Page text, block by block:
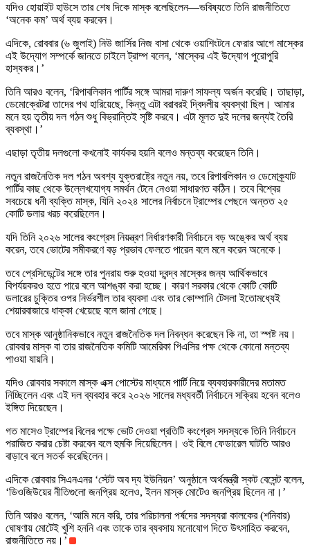
যদিও হোয়াইট হাউসে তার শেষ দিকে মাস্ক বলেছিলেন—ভবিষ্যতে তিনি রাজনীতিতে
‘অনেক কম’ অর্থ ব্যয় করবেন।
এদিকে, রোববার (৬ জুলাই) নিউ জার্সির নিজ বাসা থেকে ওয়াশিংটনে ফেরার আগে মাস্কের
এই উদ্যোগ সম্পর্কে জানতে চাইলে ট্রাম্প বলেন, ‘মাস্কের এই উদ্যোগ পুরোপুরি
হাস্যকর।’
তিনি আরও বলেন, ‘রিপাবলিকান পার্টির সঙ্গে আমরা দারুণ সাফল্য অর্জন করেছি। তাছাড়া,
ডেমোক্রেটরা তাদের পথ হারিয়েছে, কিন্তু এটা বরাবরই দ্বিদলীয় ব্যবস্থা ছিল। আমার
মনে হয় তৃতীয় দল গঠন শুধু বিভ্রান্তিই সৃষ্টি করবে। এটা মূলত দুই দলের জন্যই তৈরি
ব্যবস্থা।’
এছাড়া তৃতীয় দলগুলো কখনোই কার্যকর হয়নি বলেও মন্তব্য করেছেন তিনি।
নতুন রাজনৈতিক দল গঠন অবশ্য যুক্তরাষ্ট্রে নতুন নয়, তবে রিপাবলিকান ও ডেমোক্র্যাট
পার্টির কাছ থেকে উল্লেখযোগ্য সমর্থন টেনে নেওয়া সাধারণত কঠিন। তবে বিশ্বের
সবচেয়ে ধনী ব্যক্তি মাস্ক, যিনি ২০২৪ সালের নির্বাচনে ট্রাম্পের পেছনে অন্তত ২৫
কোটি ডলার খরচ করেছিলেন।
যদি তিনি ২০২৬ সালের কংগ্রেস নিয়ন্ত্রণ নির্ধারণকারী নির্বাচনে বড় অঙ্কের অর্থ ব্যয়
করেন, তবে ভোটের সমীকরণে বড় প্রভাব ফেলতে পারেন বলে মনে করেন অনেকে।
তবে প্রেসিডেন্টের সঙ্গে তার পুনরায় শুরু হওয়া দ্বন্দ্ব মাস্কের জন্য আর্থিকভাবে
বিপর্যয়করও হতে পারে বলে আশঙ্কা করা হচ্ছে। কারণ সরকার থেকে কোটি কোটি
ডলারের চুক্তির ওপর নির্ভরশীল তার ব্যবসা এবং তার কোম্পানি টেসলা ইতোমধ্যেই
শেয়ারবাজারে ধাক্কা খেয়েছে বলে জানা গেছে।
তবে মাস্ক আনুষ্ঠানিকভাবে নতুন রাজনৈতিক দল নিবন্ধন করেছেন কি না, তা স্পষ্ট নয়।
রোববার মাস্ক বা তার রাজনৈতিক কমিটি আমেরিকা পিএসির পক্ষ থেকে কোনো মন্তব্য
পাওয়া যায়নি।
যদিও রোববার সকালে মাস্ক এক্স পোস্টের মাধ্যমে পার্টি নিয়ে ব্যবহারকারীদের মতামত
নিচ্ছিলেন এবং এই দল ব্যবহার করে ২০২৬ সালের মধ্যবর্তী নির্বাচনে সক্রিয় হবেন বলেও
ইঙ্গিত দিয়েছেন।
গত মাসেও ট্রাম্পের বিলের পক্ষে ভোট দেওয়া প্রতিটি কংগ্রেস সদস্যকে তিনি নির্বাচনে
পরাজিত করার চেষ্টা করবেন বলে হুমকি দিয়েছিলেন। ওই বিলে ফেডারেল ঘাটতি আরও
বাড়াবে বলে সতর্ক করেছিলেন।
এদিকে রোববার সিএনএনর ‘স্টেট অব দ্য ইউনিয়ন’ অনুষ্ঠানে অর্থমন্ত্রী স্কট বেসেন্ট বলেন,
‘ডিওজিউয়ের নীতিগুলো জনপ্রিয় হলেও, ইলন মাস্ক মোটেও জনপ্রিয় ছিলেন না।’
তিনি আরও বলেন, ‘আমি মনে করি, তার পরিচালনা পর্ষদের সদস্যরা কালকের (শনিবার)
ঘোষণায় মোটেই খুশি হননি এবং তাকে তার ব্যবসায় মনোযোগ দিতে উৎসাহিত করবেন,
রাজনীতিতে নয়।’